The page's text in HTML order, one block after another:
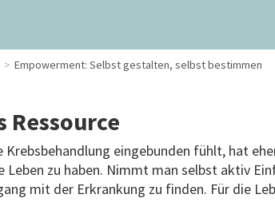
Empowerment: Selbst gestalten, selbst bestimmen
Ressource
Krebsbehandlung eingebunden fühlt, hat
Leben zu haben. Nimmt man selbst aktiv
mit der Erkrankung zu finden. Für die